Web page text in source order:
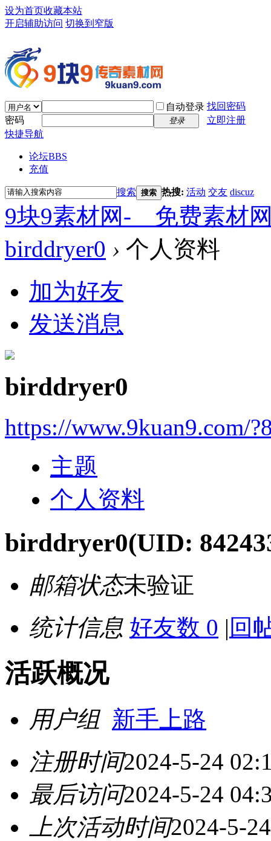
设为首页收藏本站
开启辅助访问 切换到窄版
自动登录 找回密码
密码
登录
立即注册
快捷导航
论坛BBS
充值
搜索 搜索 热搜: 活动 交友 discuz
9块9素材网-＿免费素材
birddryer0 › 个人资料
加为好友
发送消息
birddryer0
https://www.9kuan9.com/
主题
个人资料
birddryer0(UID:
邮箱状态未验证
统计信息 好友数 0 | 回
活跃概况
用户组 新手上路
注册时间2024-5-24
最后访问2024-5-24
上次活动时间2024-5-